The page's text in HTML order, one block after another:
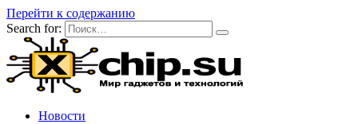
Перейти к содержанию
Search for:
Новости